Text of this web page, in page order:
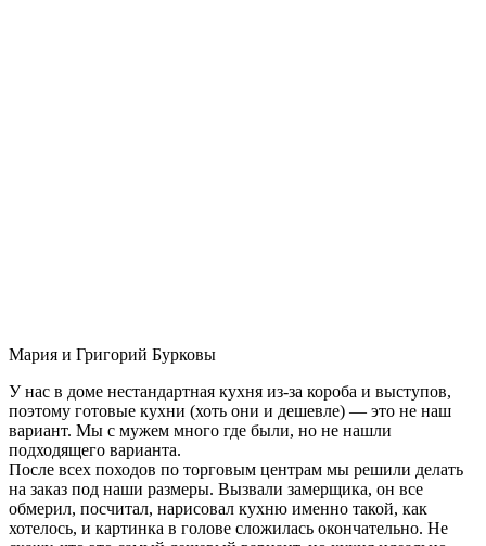
Мария и Григорий Бурковы
У нас в доме нестандартная кухня из-за короба и выступов,
поэтому готовые кухни (хоть они и дешевле) — это не наш
вариант. Мы с мужем много где были, но не нашли
подходящего варианта.
После всех походов по торговым центрам мы решили делать
на заказ под наши размеры. Вызвали замерщика, он все
обмерил, посчитал, нарисовал кухню именно такой, как
хотелось, и картинка в голове сложилась окончательно. Не